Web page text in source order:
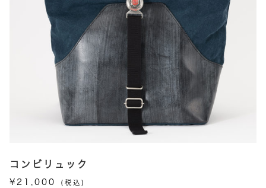
コンビリュック
¥ 21,000 (税込)